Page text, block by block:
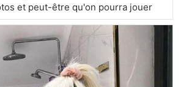
et peut-être qu'on pourra jouer